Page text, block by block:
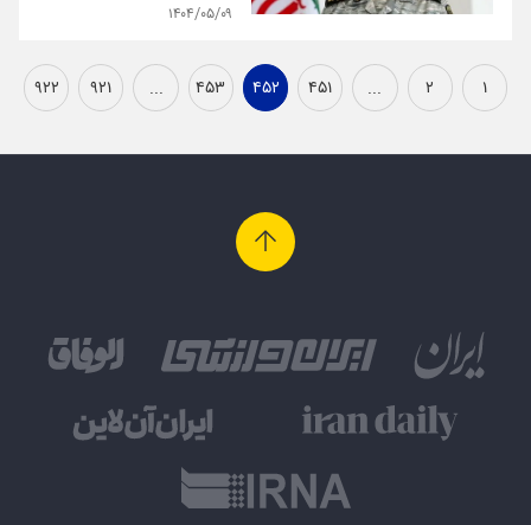
۱۴۰۴/۰۵/۰۹
۱ ۲ ... ۴۵۱ ۴۵۲ ۴۵۳ ... ۹۲۱ ۹۲۲